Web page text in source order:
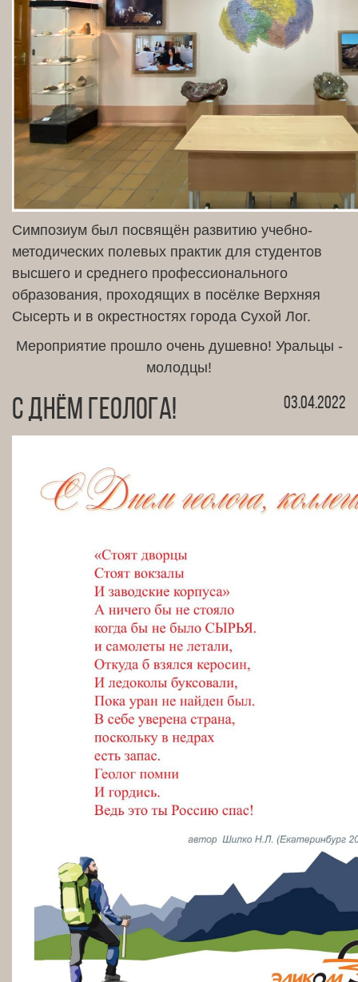
Симпозиум был посвящён развитию учебно-
методических полевых практик для студентов
высшего и среднего профессионального
образования, проходящих в посёлке Верхняя
Сысерть и в окрестностях города Сухой Лог.
Мероприятие прошло очень душевно! Уральцы -
молодцы!
С днём геолога! 03.04.2022